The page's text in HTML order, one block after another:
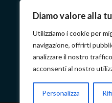
Diamo valore alla
Utilizziamo i cookie per
navigazione, offrirti
analizzare il nostro
acconsenti al nostro
Personalizza